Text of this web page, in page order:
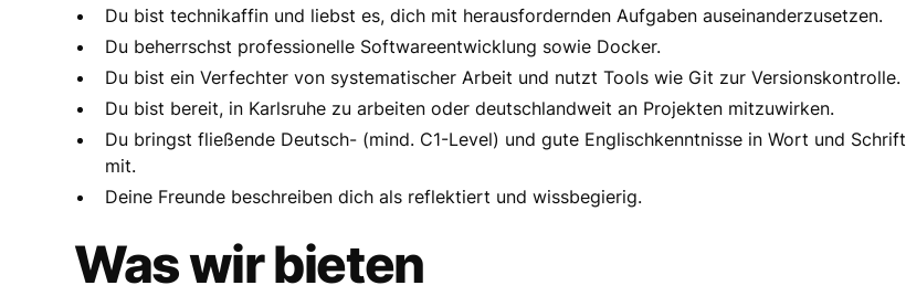
Du bist technikaffin und liebst es, dich mit herausfordernden Aufgaben auseinanderzusetzen.
Du beherrschst professionelle Softwareentwicklung sowie Docker.
Du bist ein Verfechter von systematischer Arbeit und nutzt Tools wie Git zur Versionskontrolle.
Du bist bereit, in Karlsruhe zu arbeiten oder deutschlandweit an Projekten mitzuwirken.
Du bringst fließende Deutsch- (mind. C1-Level) und gute Englischkenntnisse in Wort und Schrift
mit.
Deine Freunde beschreiben dich als reflektiert und wissbegierig.
Was wir bieten